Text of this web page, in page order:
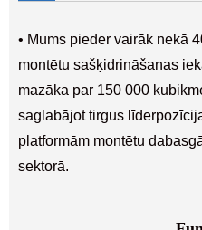
• Mums pieder vairāk nekā
montētu sašķidrināšanas
mazāka par 150 000
saglabājot tirgus
platformām montētu
sektorā.